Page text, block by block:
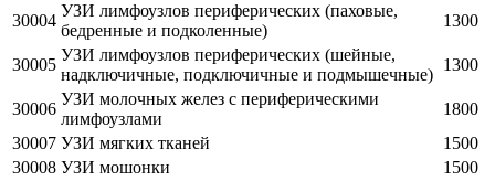
30004
УЗИ лимфоузлов периферических (паховые,
бедренные и подколенные)
1300
30005
УЗИ лимфоузлов периферических (шейные,
надключичные, подключичные и подмышечные)
1300
30006
УЗИ молочных желез с периферическими
лимфоузлами
1800
30007 УЗИ мягких тканей
1500
30008 УЗИ мошонки
1500